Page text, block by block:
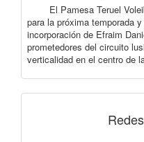
El Pamesa Teruel
para la próxima temporada
incorporación de Efraim
prometedores del circuito
verticalidad en el centro